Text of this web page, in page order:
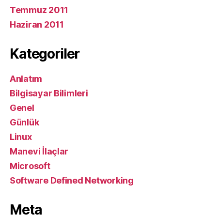
Temmuz 2011
Haziran 2011
Kategoriler
Anlatım
Bilgisayar Bilimleri
Genel
Günlük
Linux
Manevi İlaçlar
Microsoft
Software Defined Networking
Meta